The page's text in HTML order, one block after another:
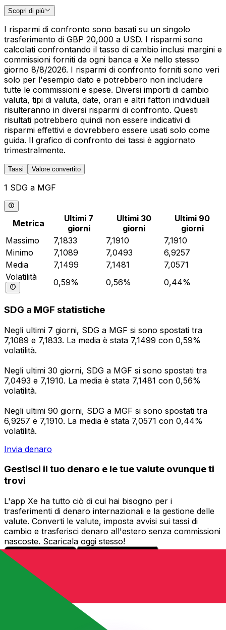
Scopri di più
I risparmi di confronto sono basati su un singolo
trasferimento di GBP 20,000 a USD. I risparmi sono
calcolati confrontando il tasso di cambio inclusi margini e
commissioni forniti da ogni banca e Xe nello stesso
giorno 8/8/2026. I risparmi di confronto forniti sono veri
solo per l'esempio dato e potrebbero non includere
tutte le commissioni e spese. Diversi importi di cambio
valuta, tipi di valuta, date, orari e altri fattori individuali
risulteranno in diversi risparmi di confronto. Questi
risultati potrebbero quindi non essere indicativi di
risparmi effettivi e dovrebbero essere usati solo come
guida. Il grafico di confronto dei tassi è aggiornato
trimestralmente.
Tassi Valore convertito
1 SDG a MGF
Metrica
Ultimi 7
giorni
Ultimi 30
giorni
Ultimi 90
giorni
Massimo
7,1833 7,1910
7,1910
Minimo
7,1089 7,0493
6,9257
Media
7,1499 7,1481
7,0571
Volatilità
0,59% 0,56% 0,44%
SDG a MGF statistiche
Negli ultimi 7 giorni, SDG a MGF si sono spostati tra
7,1089 e 7,1833. La media è stata 7,1499 con 0,59%
volatilità.
Negli ultimi 30 giorni, SDG a MGF si sono spostati tra
7,0493 e 7,1910. La media è stata 7,1481 con 0,56%
volatilità.
Negli ultimi 90 giorni, SDG a MGF si sono spostati tra
6,9257 e 7,1910. La media è stata 7,0571 con 0,44%
volatilità.
Invia denaro
Gestisci il tuo denaro e le tue valute ovunque ti
trovi
L'app Xe ha tutto ciò di cui hai bisogno per i
trasferimenti di denaro internazionali e la gestione delle
valute. Converti le valute, imposta avvisi sui tassi di
cambio e trasferisci denaro all'estero senza commissioni
nascoste. Scaricala oggi stesso!